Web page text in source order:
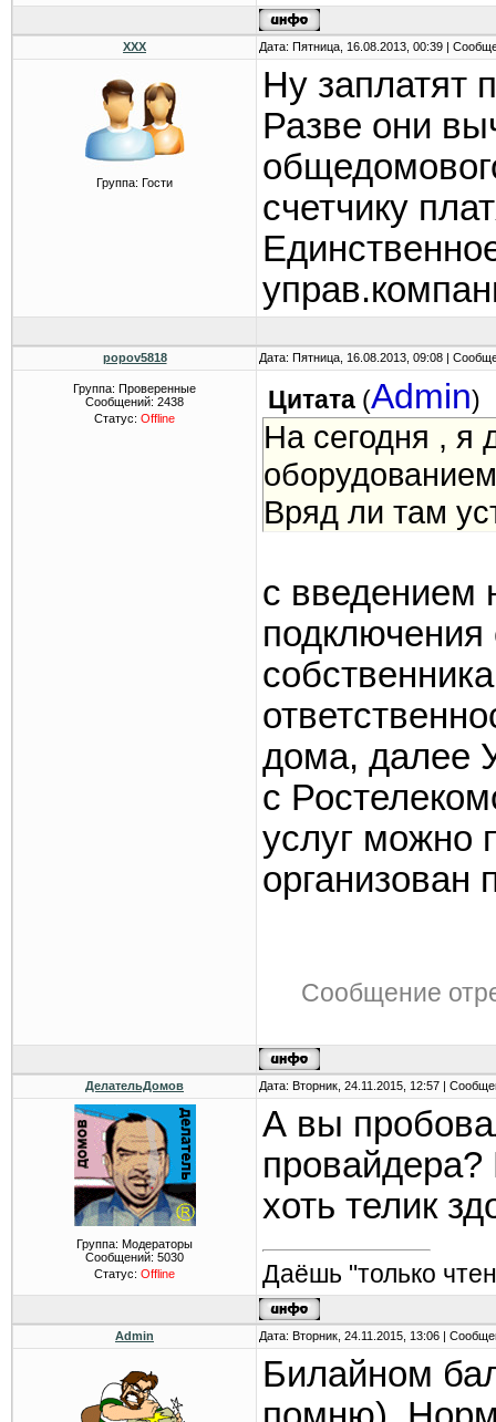
ХХХ Дата: Пятница, 16.08.2013, 00:39 |
Группа: Гости
Ну заплатят
Разве они
счетчику
popov5818 Дата: Пятница, 16.08.2013, 09:08 |
Группа: Проверенные
Сообщений: 2438
Статус: Offline
Цитата (Admin)
На сегодня , я
Вряд ли там
с введением
подключения
дома, далее
с
услуг можно
организован
Сообщение
ДелательДомов Дата: Вторник, 24.11.2015, 12:57 |
Группа: Модераторы
Сообщений: 5030
Статус: Offline
А вы
провайдера?
хоть телик
Даёшь "только
Admin Дата: Вторник, 24.11.2015, 13:06 |
Билайном